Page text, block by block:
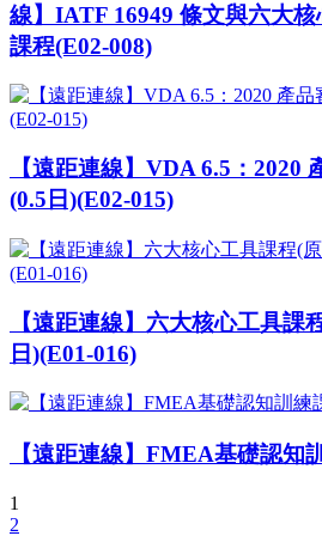
線】IATF 16949 條文與六大
課程(E02-008)
【遠距連線】VDA 6.5：2020
(0.5日)(E02-015)
【遠距連線】六大核心工具課
日)(E01-016)
【遠距連線】FMEA基礎認知
1
2